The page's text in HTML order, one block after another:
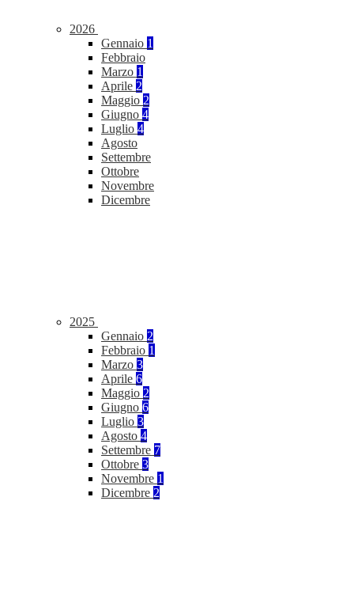
2026
Gennaio 1
Febbraio
Marzo 1
Aprile 2
Maggio 2
Giugno 4
Luglio 4
Agosto
Settembre
Ottobre
Novembre
Dicembre
2025
Gennaio 2
Febbraio 1
Marzo 3
Aprile 6
Maggio 2
Giugno 6
Luglio 3
Agosto 4
Settembre 7
Ottobre 3
Novembre 1
Dicembre 2